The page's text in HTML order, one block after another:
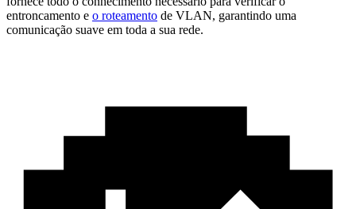
entroncamento e o roteamento de VLAN, garantindo uma
comunicação suave em toda a sua rede.